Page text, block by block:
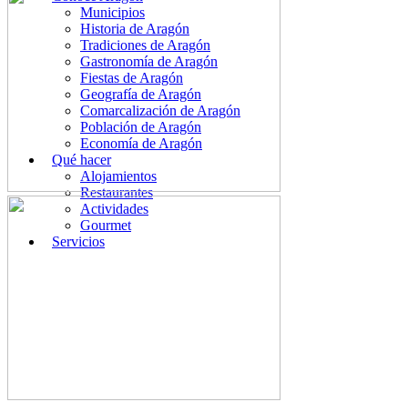
Municipios
Historia de Aragón
Tradiciones de Aragón
Gastronomía de Aragón
Fiestas de Aragón
Geografía de Aragón
Comarcalización de Aragón
Población de Aragón
Economía de Aragón
Qué hacer
Alojamientos
Restaurantes
Actividades
Gourmet
Servicios